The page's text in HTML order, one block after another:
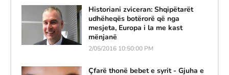
Historiani zviceran: Shqipëtarët
udhëheqës botërorë që nga
mesjeta, Europa i la me kast
mënjanë
2/05/2016 10:50:00 PM
Çfarë thonë bebet e syrit - Gjuha e